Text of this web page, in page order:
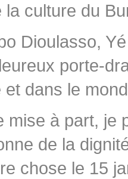
culture du
Dioulasso,
porte-
et dans le
mise à part, je
de la
chose le 15